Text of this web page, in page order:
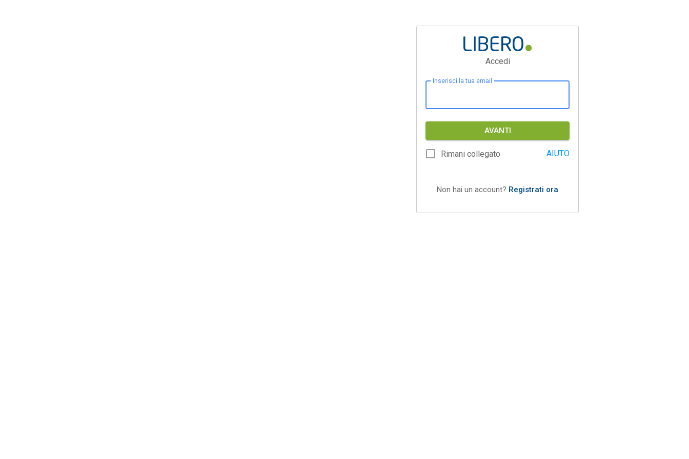
Accedi
Inserisci la tua email
AVANTI
Rimani collegato AIUTO
Non hai un account? Registrati ora